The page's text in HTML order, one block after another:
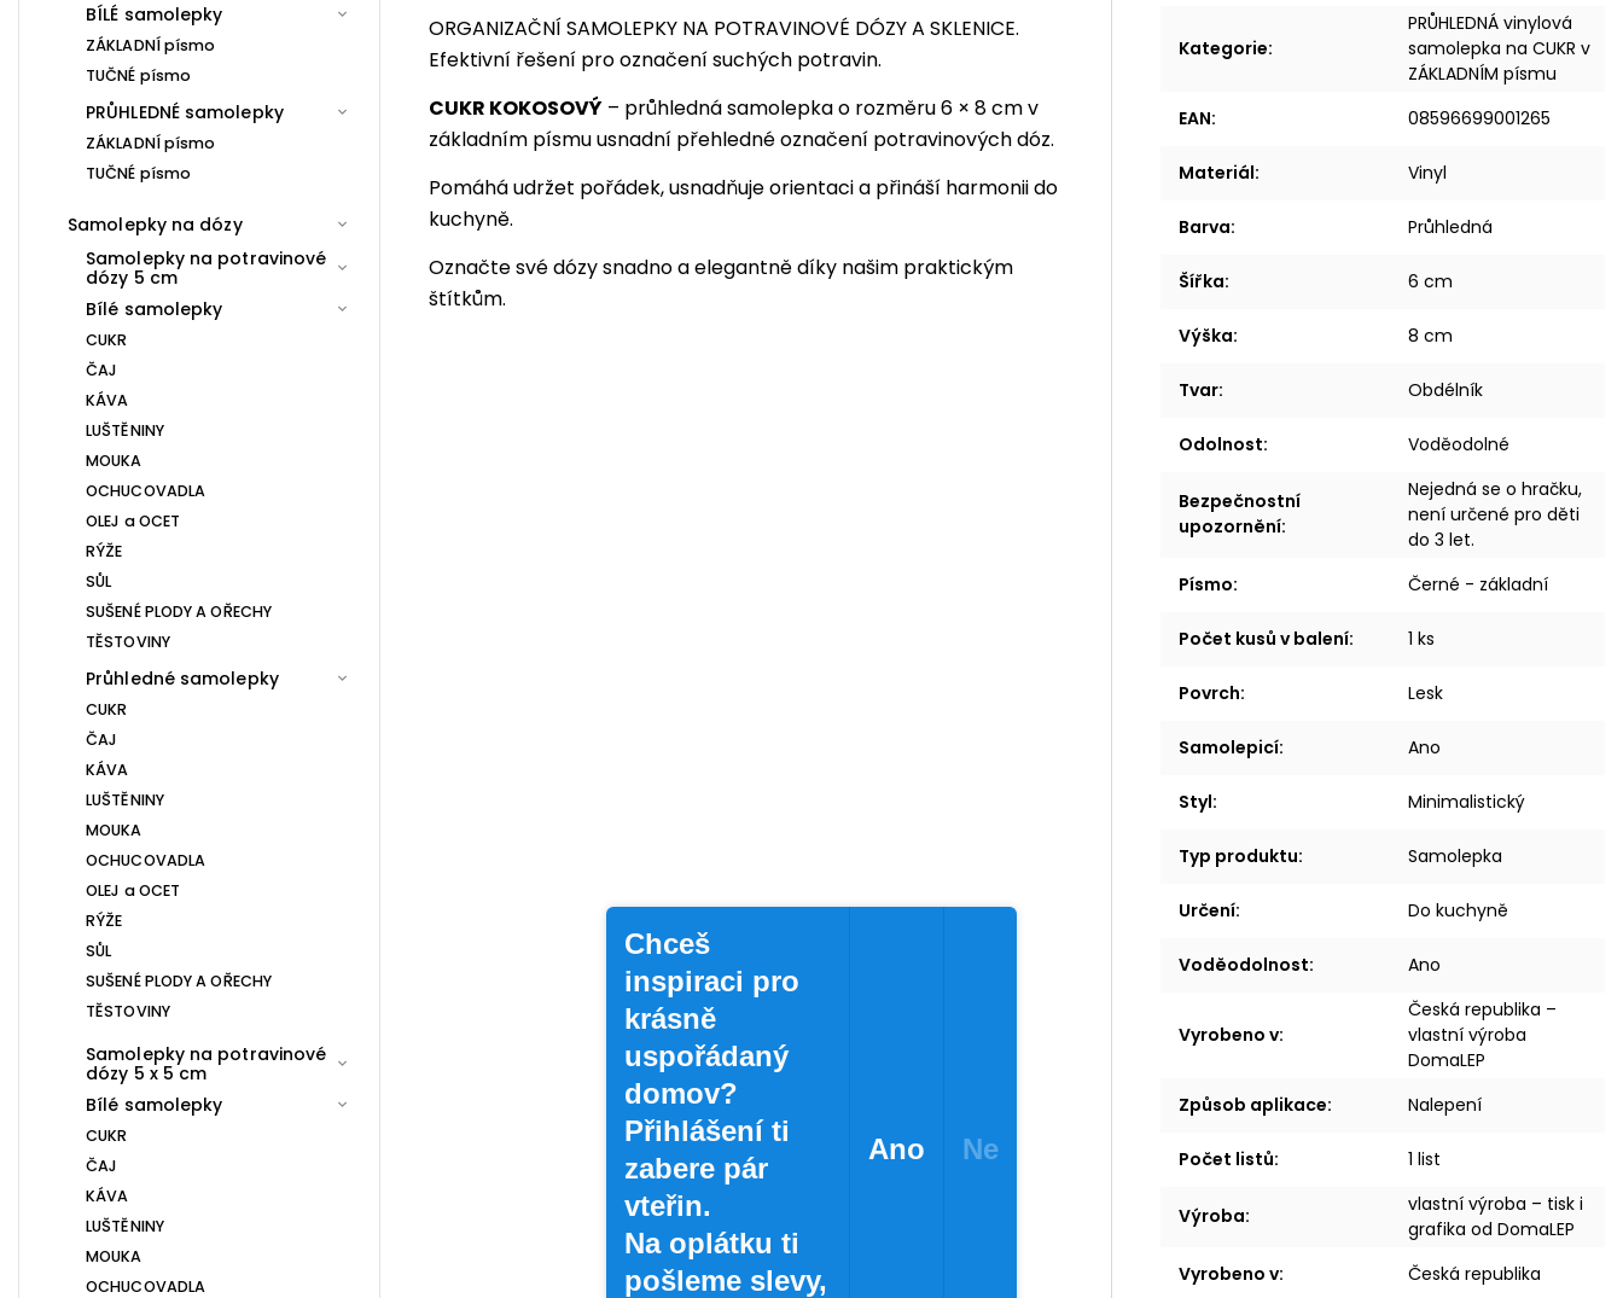
BÍLÉ samolepky
ZÁKLADNÍ písmo
TUČNÉ písmo
PRŮHLEDNÉ samolepky
ZÁKLADNÍ písmo
TUČNÉ písmo
Samolepky na dózy
Samolepky na potravinové
dózy 5 cm
Bílé samolepky
CUKR
ČAJ
KÁVA
LUŠTĚNINY
MOUKA
OCHUCOVADLA
OLEJ a OCET
RÝŽE
SŮL
SUŠENÉ PLODY A OŘECHY
TĚSTOVINY
Průhledné samolepky
CUKR
ČAJ
KÁVA
LUŠTĚNINY
MOUKA
OCHUCOVADLA
OLEJ a OCET
RÝŽE
SŮL
SUŠENÉ PLODY A OŘECHY
TĚSTOVINY
Samolepky na potravinové
dózy 5 x 5 cm
Bílé samolepky
CUKR
ČAJ
KÁVA
LUŠTĚNINY
MOUKA
OCHUCOVADLA
ORGANIZAČNÍ SAMOLEPKY NA POTRAVINOVÉ DÓZY A SKLENICE.
Efektivní řešení pro označení suchých potravin.
CUKR KOKOSOVÝ – průhledná samolepka o rozměru 6 × 8 cm v
základním písmu usnadní přehledné označení potravinových dóz.
Pomáhá udržet pořádek, usnadňuje orientaci a přináší harmonii do
kuchyně.
Označte své dózy snadno a elegantně díky našim praktickým
štítkům.
Kategorie:
PRŮHLEDNÁ vinylová
samolepka na CUKR v
ZÁKLADNÍM písmu
EAN: 08596699001265
Materiál: Vinyl
Barva: Průhledná
Šířka: 6 cm
Výška: 8 cm
Tvar: Obdélník
Odolnost: Voděodolné
Bezpečnostní
upozornění:
Nejedná se o hračku,
není určené pro děti
do 3 let.
Písmo: Černé - základní
Počet kusů v balení: 1 ks
Povrch: Lesk
Samolepicí: Ano
Styl: Minimalistický
Typ produktu: Samolepka
Určení: Do kuchyně
Voděodolnost: Ano
Vyrobeno v:
Česká republika –
vlastní výroba
DomaLEP
Způsob aplikace: Nalepení
Počet listů: 1 list
Výroba:
vlastní výroba – tisk i
grafika od DomaLEP
Vyrobeno v: Česká republika
Chceš
inspiraci pro
krásně
uspořádaný
domov?
Přihlášení ti
zabere pár
vteřin.
Na oplátku ti
pošleme slevy,
Ano Ne